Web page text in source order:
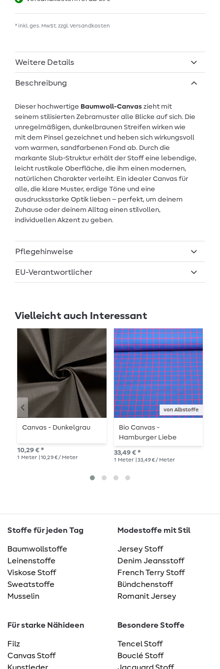
* inkl. ges. MwSt. zzgl.Versandkosten
Weitere Details
Beschreibung
Dieser hochwertige Baumwoll-Canvas zieht mit
seinem stilisierten Zebramuster alle Blicke auf sich. Die
unregelmäßigen, dunkelbraunen Streifen wirken wie
mit dem Pinsel gezeichnet und heben sich wirkungsvoll
vom warmen, sandfarbenen Fond ab. Durch die
markante Slub-Struktur erhält der Stoff eine lebendige,
leicht rustikale Oberfläche, die ihm einen modernen,
natürlichen Charakter verleiht. Ein idealer Canvas für
alle, die klare Muster, erdige Töne und eine
ausdrucksstarke Optik lieben – perfekt, um deinem
Zuhause oder deinem Alltag einen stilvollen,
individuellen Akzent zu geben.
Pflegehinweise
EU-Verantwortlicher
Vielleicht auch Interessant
Canvas - Dunkelgrau
10,29 € *
1 Meter | 10,29 € / Meter
von Albstoffe
Bio Canvas -
Hamburger Liebe
Digitaldruck Beetles &
Bugs Grids Blau
33,49 € *
1 Meter | 33,49 € / Meter
Stoffe für jeden Tag
Baumwollstoffe
Leinenstoffe
Viskose Stoff
Sweatstoffe
Musselin
Modestoffe mit Stil
Jersey Stoff
Denim Jeansstoff
French Terry Stoff
Bündchenstoff
Romanit Jersey
Für starke Nähideen
Filz
Canvas Stoff
Besondere Stoffe
Tencel Stoff
Bouclé Stoff